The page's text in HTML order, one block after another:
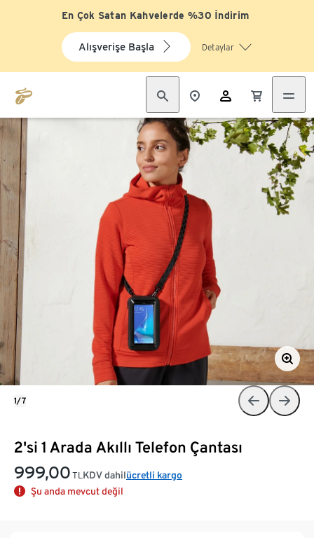
En Çok Satan Kahvelerde %30 İndirim
Alışverişe Başla Detaylar
2'si 1 Arada Akıllı Telefon Çantası
999,00 TL KDV dahilücretli kargo
Şu anda mevcut değil
1/7